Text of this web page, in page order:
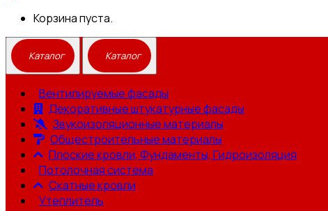
Корзина пуста.
Вентилируемые фасады
Декоративные штукатурные фасады
Звукоизоляционные материалы
Общестроительные материалы
Плоские кровли, Фундаменты, Гидроизоляция
Потолочная система
Скатные кровли
Утеплитель